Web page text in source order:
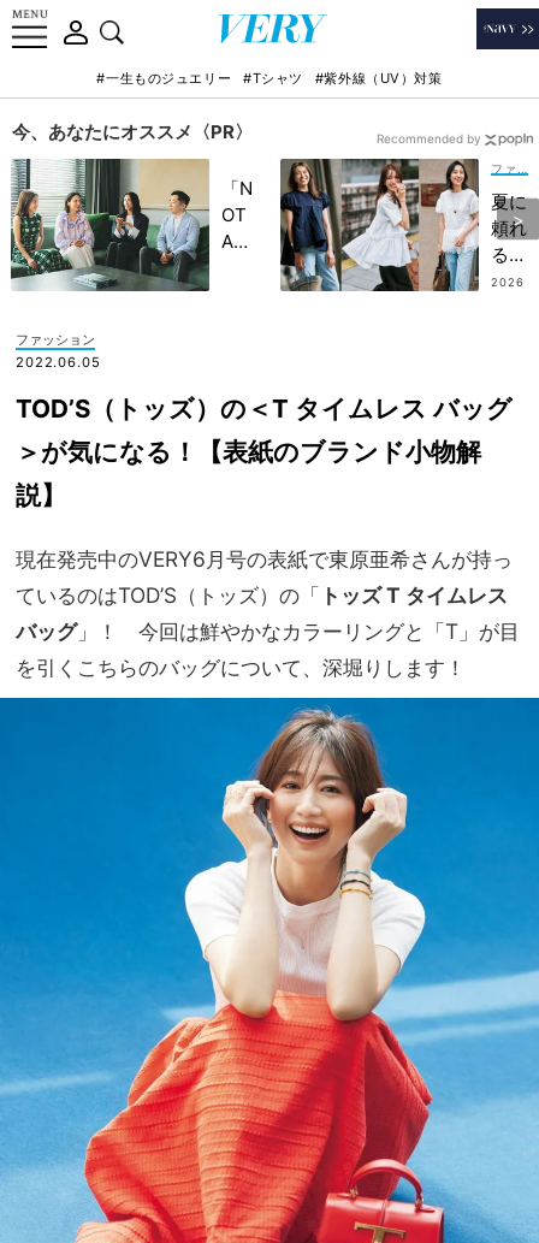
#一生ものジュエリー #Tシャツ #紫外線（UV）対策
今、あなたにオススメ〈PR〉
「N
OT
A
記憶
に一
生残
家族
旅】
を
夏に
頼れ
る
【キ
選】
レを
楽し
みた
2026
Recommended by
ファッション
2022.06.05
TOD’S（トッズ）の＜T タイムレス バッグ
＞が気になる！【表紙のブランド小物解
説】
現在発売中のVERY6月号の表紙で東原亜希さんが持っ
ているのはTOD’S（トッズ）の「 トッズ T タイムレス
バッグ」！ 今回は鮮やかなカラーリングと「T」が目
を引くこちらのバッグについて、深堀りします！